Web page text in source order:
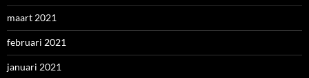
maart 2021
februari 2021
januari 2021